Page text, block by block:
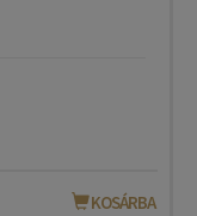
KOSÁRBA